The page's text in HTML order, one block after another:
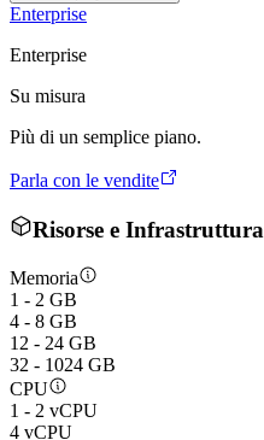
Enterprise
Enterprise
Su misura
Più di un semplice piano.
Parla con le vendite
Risorse e Infrastruttura
Memoria
1 - 2 GB
4 - 8 GB
12 - 24 GB
32 - 1024 GB
CPU
1 - 2 vCPU
4 vCPU